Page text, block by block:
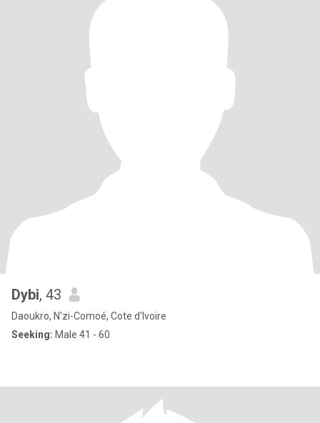
Dybi, 43
Daoukro, N'zi-Comoé, Cote d'Ivoire
Seeking: Male 41 - 60